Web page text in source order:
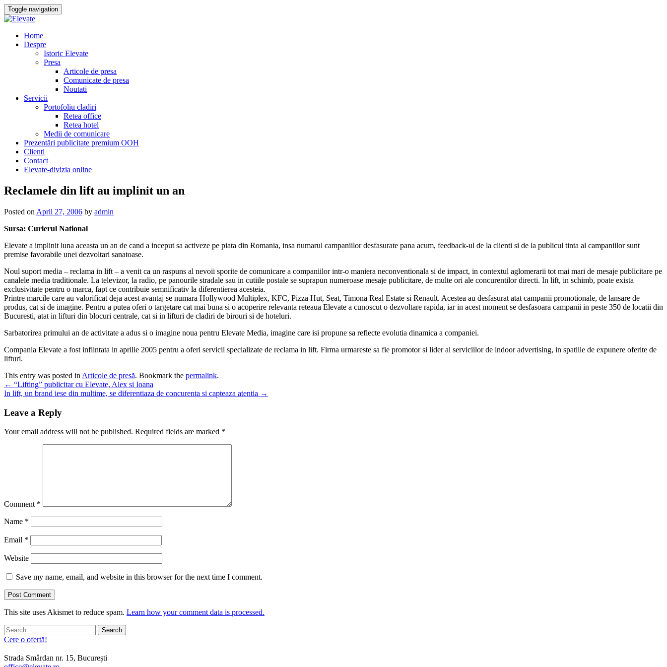
Toggle navigation
Skip
Home
Despre
Istoric Elevate
Presa
Articole de presa
Comunicate de presa
Noutati
Servicii
Portofoliu cladiri
Retea office
Retea hotel
Medii de comunicare
Prezentări publicitate premium OOH
Clienti
Contact
Elevate-divizia online
Reclamele din lift au implinit un an
Posted on April 27, 2006 by admin
Sursa: Curierul National
Elevate a implinit luna aceasta un an de cand a inceput sa activeze pe piata din Romania, insa numarul campaniilor desfasurate pana acum, feedback-ul de la clienti si de la publicul tinta al campaniilor sunt
premise favorabile unei dezvoltari sanatoase.
Noul suport media – reclama in lift – a venit ca un raspuns al nevoii sporite de comunicare a companiilor intr-o maniera neconventionala si de impact, in contextul aglomerarii tot mai mari de mesaje publicitare pe
canalele media traditionale. La televizor, la radio, pe panourile stradale sau in cutiile postale se suprapun numeroase mesaje publicitare, de multe ori ale concurentilor directi. In lift, in schimb, poate exista
exclusivitate pentru o marca, fapt ce contribuie semnificativ la diferentierea acesteia.
Printre marcile care au valorificat deja acest avantaj se numara Hollywood Multiplex, KFC, Pizza Hut, Seat, Timona Real Estate si Renault. Acestea au desfasurat atat campanii promotionale, de lansare de
produs, cat si de imagine. Pentru a putea oferi o targetare cat mai buna si o acoperire relevanta reteaua Elevate a cunoscut o dezvoltare rapida, iar in acest moment se desfasoara campanii in peste 350 de locatii din
Bucuresti, atat in lifturi din blocuri centrale, cat si in lifturi de cladiri de birouri si de hoteluri.
Sarbatorirea primului an de activitate a adus si o imagine noua pentru Elevate Media, imagine care isi propune sa reflecte evolutia dinamica a companiei.
Compania Elevate a fost infiintata in aprilie 2005 pentru a oferi servicii specializate de reclama in lift. Firma urmareste sa fie promotor si lider al serviciilor de indoor advertising, in spatiile de expunere oferite de
lifturi.
This entry was posted in Articole de presă. Bookmark the permalink.
Post
navigation
← “Lifting” publicitar cu Elevate, Alex si Ioana
In lift, un brand iese din multime, se diferentiaza de concurenta si capteaza atentia →
Leave a Reply
Your email address will not be published. Required fields are marked *
Comment *
Name *
Email *
Website
Save my name, email, and website in this browser for the next time I comment.
This site uses Akismet to reduce spam. Learn how your comment data is processed.
Search
for:
Cere o ofertă!
Strada Smârdan nr. 15, București